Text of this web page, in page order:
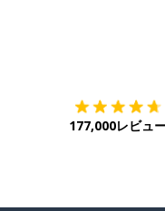
177,000レビュ